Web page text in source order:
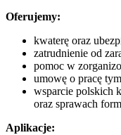
Oferujemy:
kwaterę oraz
zatrudnienie od
pomoc w
umowę o pracę
wsparcie polskich
oraz sprawach
Aplikacje: